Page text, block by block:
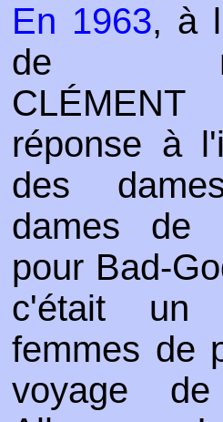
En 1963, à
de
réponse à
des
dames de
pour Bad-
c'était un
femmes de
voyage